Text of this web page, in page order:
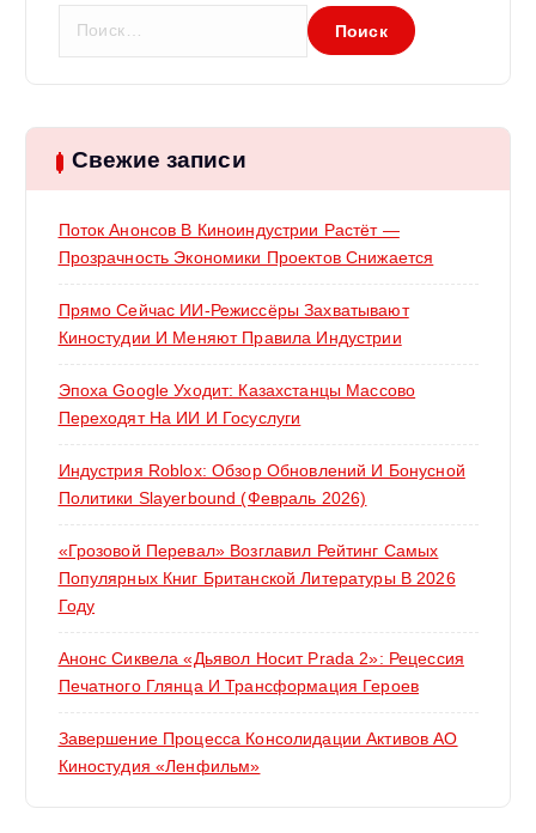
м
и
: Свежие записи
Поток Анонсов В Киноиндустрии Растёт —
Прозрачность Экономики Проектов Снижается
Прямо Сейчас ИИ-Режиссёры Захватывают
Киностудии И Меняют Правила Индустрии
Эпоха Google Уходит: Казахстанцы Массово
Переходят На ИИ И Госуслуги
Индустрия Roblox: Обзор Обновлений И Бонусной
Политики Slayerbound (февраль 2026)
«Грозовой Перевал» Возглавил Рейтинг Самых
Популярных Книг Британской Литературы В 2026
Году
Анонс Сиквела «Дьявол Носит Prada 2»: Рецессия
Печатного Глянца И Трансформация Героев
Завершение Процесса Консолидации Активов АО
Киностудия «Ленфильм»